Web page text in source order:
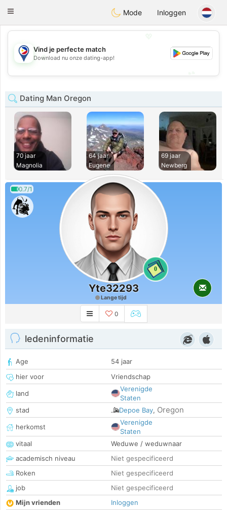
PhilippinesChat
Toggle
Mode Inloggen
💖
💕
Vind je perfecte match
Download nu onze dating-app!
Dating Man Oregon
70 jaar
Magnolia
64 jaar
Eugene
69 jaar
Newberg
0.7/1
0
Yte32293
Lange tijd
0
ledeninformatie
Age
54 jaar
hier voor
Vriendschap
land
Verenigde
Staten
stad
Depoe Bay, Oregon
herkomst
Verenigde
Staten
vitaal
Weduwe / weduwnaar
academisch niveau
Niet gespecificeerd
Roken
Niet gespecificeerd
job
Niet gespecificeerd
Mijn vrienden
Inloggen